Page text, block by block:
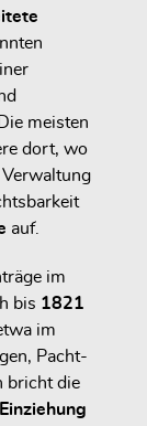
meisten
dort, wo
auf.
im
bis 1821
im
Pacht-
bricht die
Einziehung